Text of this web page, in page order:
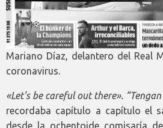
Mariano Díaz, delantero del Real
coronavirus.
«Let's be careful out there».
recordaba capítulo a capítulo el
desde la ochentoide comisaría de